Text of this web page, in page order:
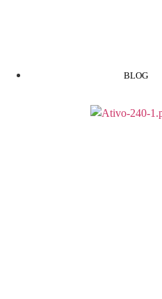
BLOG